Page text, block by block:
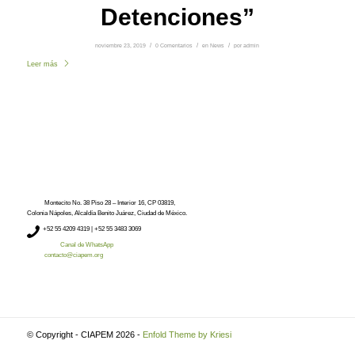
Detenciones”
noviembre 23, 2019 / 0 Comentarios / enNews / poradmin
Leer más
Montecito No. 38 Piso 28 – Interior 16, CP 03819,
Colonia Nápoles, Alcaldía Benito Juárez, Ciudad de México.
+52 55 4209 4319 | +52 55 3483 3069
Canal de WhatsApp
contacto@ciapem.org
© Copyright - CIAPEM 2026 - Enfold Theme by Kriesi